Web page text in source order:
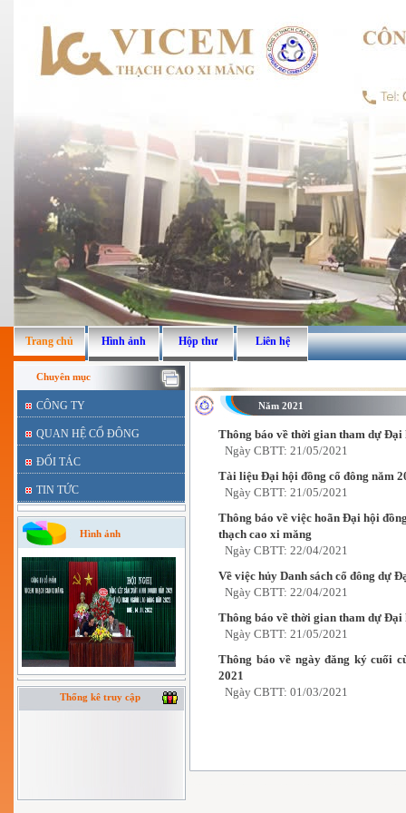
Trang chủ Hình ảnh Hộp thư Liên hệ
Chuyên mục
CÔNG TY
QUAN HỆ CỔ ĐÔNG
ĐỐI TÁC
TIN TỨC
Hình ảnh
Thống kê truy cập
Năm 2021
Thông báo về thời gian tham dự Đại
Ngày CBTT: 21/05/2021
Tài liệu Đại hội đồng cổ đông năm
Ngày CBTT: 21/05/2021
Thông báo về việc hoãn Đại hội
thạch cao xi măng
Ngày CBTT: 22/04/2021
Về việc hủy Danh sách cổ đông dự
Ngày CBTT: 22/04/2021
Thông báo về thời gian tham dự Đại
Ngày CBTT: 21/05/2021
Thông báo về ngày đăng ký cuối
2021
Ngày CBTT: 01/03/2021